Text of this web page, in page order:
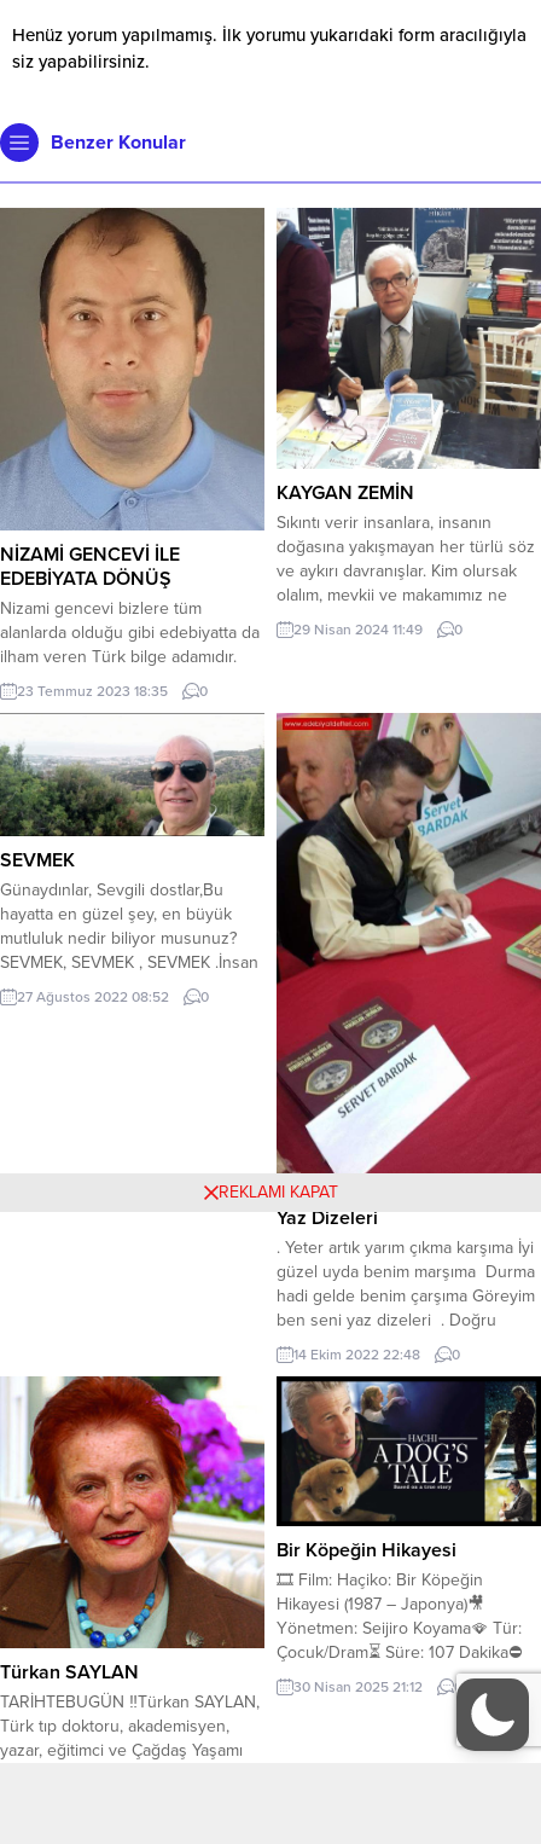
Henüz yorum yapılmamış. İlk yorumu yukarıdaki form aracılığıyla
siz yapabilirsiniz.
Benzer Konular
NİZAMİ GENCEVİ İLE
EDEBİYATA DÖNÜŞ
Nizami gencevi bizlere tüm
alanlarda olduğu gibi edebiyatta da
ilham veren Türk bilge adamıdır.
Duygu ve düşüncelerine eserler
katarak bugün ve daha nice asırlar
edebiyatında ise hamse türünün
kurucusu olarak bilinen şairin
felsefe, edebiyat, astronomi, tıp,
geometri gibi alanlarda çalışmalar
yapmıştır. 12. Yüzyıla damga vuran
23 Temmuz 2023 18:35 0
KAYGAN ZEMİN
Sıkıntı verir insanlara, insanın
doğasına yakışmayan her türlü söz
ve aykırı davranışlar. Kim olursak
olalım, mevkii ve makamımız ne
olursa olsun; nihayeti insanız,
düşünen karar verebilen sağlıklı bir
özümüzde bulunan bazı
vasıflarından ötürü bizi ön plana
çıkartmış olabilir. Bu durumu,
eldeki...
29 Nisan 2024 11:49 0
SEVMEK
Günaydınlar, Sevgili dostlar,Bu
hayatta en güzel şey, en büyük
mutluluk nedir biliyor musunuz?
SEVMEK, SEVMEK , SEVMEK .İnsan
önce kendini sevmeli.Sevmek, en
büyük mutluluk
27 Ağustos 2022 08:52 0
Yaz Dizeleri
. Yeter artık yarım çıkma karşıma İyi
güzel uyda benim marşıma Durma
hadi gelde benim çarşıma Göreyim
ben seni yaz dizeleri . Doğru
dürüst olsun hep hecelerin Şiirle
hoş geçsin can gecelerin Biraz
hafiflensin o acıların Göreyim ben
seni gez dizeleri . Sevgi olsun
daim biricik yolun Petek petek
süzsün...
14 Ekim 2022 22:48 0
Türkan SAYLAN
TARİHTEBUGÜN ‼️Türkan SAYLAN,
Türk tıp doktoru, akademisyen,
yazar, eğitimci ve Çağdaş Yaşamı
Bir Köpeğin Hikayesi
🎞️ Film: Haçiko: Bir Köpeğin
Hikayesi (1987 – Japonya)🎥
Yönetmen: Seijiro Koyama🪭 Tür:
Çocuk/Dram⏳ Süre: 107 Dakika⛔
Kimler İzleyebilir: 13+ 🔦 Konusu:
Her gün evinden en yakındaki tren
istasyonu olan Tokyo’daki Shibuya
İstasyonu’na kadar ve gene
30 Nisan 2025 21:12 0
REKLAMI KAPAT